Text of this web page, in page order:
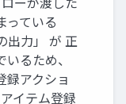
っている
出力」 が 正
るため、
録アクショ
イテム登録